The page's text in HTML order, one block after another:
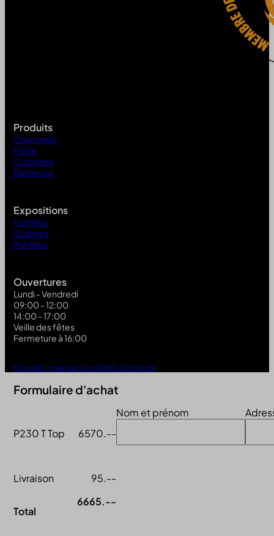
Produits
Cheminée
Poêle
Cuisinière
Barbecue
Expositions
Conthey
Granges
Martigny
Ouvertures
Lundi - Vendredi
09:00 - 12:00
14:00 - 17:00
Veille des fêtes
Fermeture à 16:00
Site web créé par Local Web Solutions
Formulaire d'achat
P230 T Top 6570.--
Livraison 95.--
Total
6665.--
Nom et prénom